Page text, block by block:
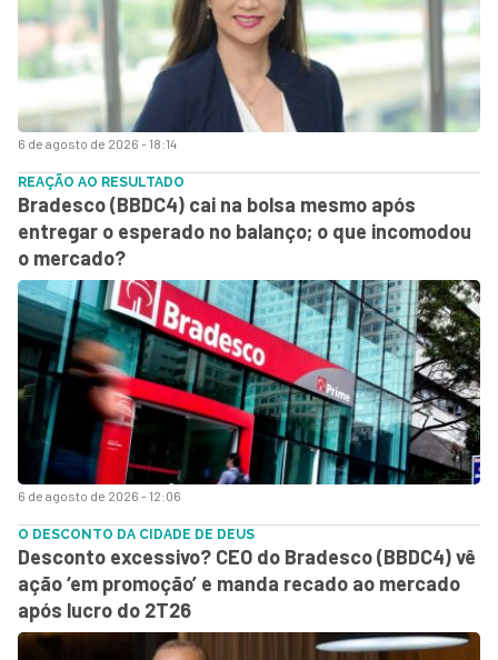
6 de agosto de 2026 - 18:14
6 de agosto de 2026 - 12:06
REAÇÃO AO RESULTADO
Bradesco (BBDC4) cai na bolsa mesmo após
entregar o esperado no balanço; o que incomodou
o mercado?
O DESCONTO DA CIDADE DE DEUS
Desconto excessivo? CEO do Bradesco (BBDC4) vê
ação ‘em promoção’ e manda recado ao mercado
após lucro do 2T26